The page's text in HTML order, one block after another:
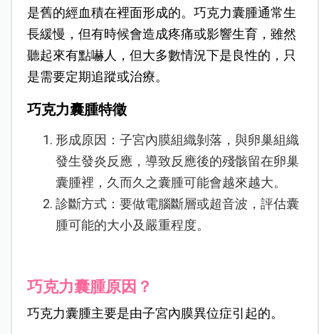
是舊的經血積在裡面形成的。 巧克力囊腫通常生
長緩慢，但有時候會造成疼痛或影響生育，雖然
聽起來有點嚇人，但大多數情況下是良性的，只
是需要定期追蹤或治療。
巧克力囊腫特徵
形成原因：子宮內膜組織剝落，與卵巢組織
發生發炎反應，導致反應後的殘骸留在卵巢
囊腫裡，久而久之囊腫可能會越來越大。
診斷方式：要做電腦斷層或超音波，評估囊
腫可能的大小及嚴重程度。
巧克力囊腫原因？
巧克力囊腫主要是由子宮內膜異位症引起的。